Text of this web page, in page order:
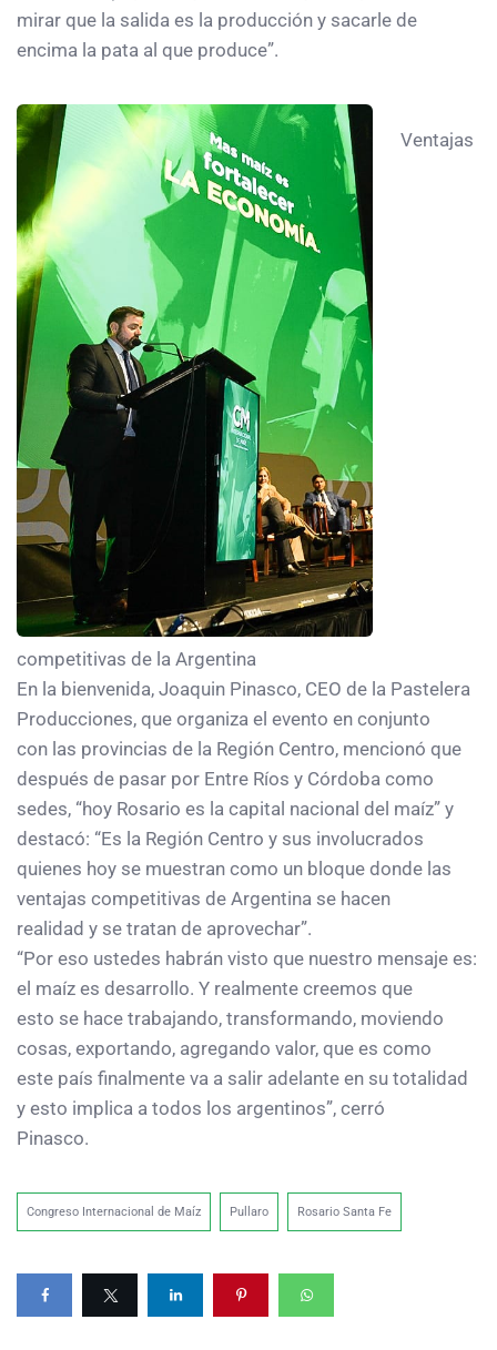
mirar que la salida es la producción y sacarle de
encima la pata al que produce”.
Ventajas
competitivas de la Argentina
En la bienvenida, Joaquin Pinasco, CEO de la Pastelera
Producciones, que organiza el evento en conjunto
con las provincias de la Región Centro, mencionó que
después de pasar por Entre Ríos y Córdoba como
sedes, “hoy Rosario es la capital nacional del maíz” y
destacó: “Es la Región Centro y sus involucrados
quienes hoy se muestran como un bloque donde las
ventajas competitivas de Argentina se hacen
realidad y se tratan de aprovechar”.
“Por eso ustedes habrán visto que nuestro mensaje es:
el maíz es desarrollo. Y realmente creemos que
esto se hace trabajando, transformando, moviendo
cosas, exportando, agregando valor, que es como
este país finalmente va a salir adelante en su totalidad
y esto implica a todos los argentinos”, cerró
Pinasco.
Congreso Internacional de Maíz Pullaro Rosario Santa Fe